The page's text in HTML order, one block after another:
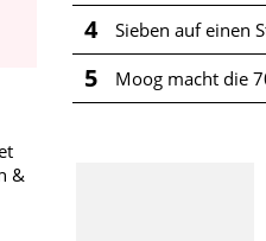
&
4 Sieben auf einen
5 Moog macht die